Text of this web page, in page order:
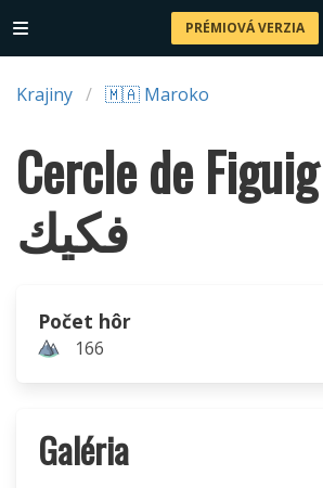
PRÉMIOVÁ VERZIA
Krajiny 🇲🇦 Maroko
Cercle de Figuig دائرة
فكيك
Počet hôr
166
Galéria